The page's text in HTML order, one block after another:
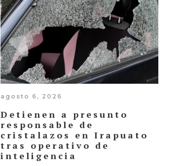
agosto 6, 2026
Detienen a presunto
responsable de
cristalazos en Irapuato
tras operativo de
inteligencia